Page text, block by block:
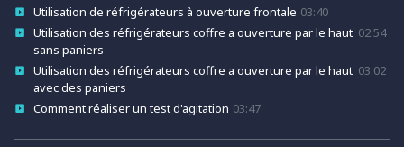
Utilisation de réfrigérateurs à ouverture frontale 03:40
Utilisation des réfrigérateurs coffre a ouverture par le haut
sans paniers
02:54
Utilisation des réfrigérateurs coffre a ouverture par le haut
avec des paniers
03:02
Comment réaliser un test d'agitation 03:47